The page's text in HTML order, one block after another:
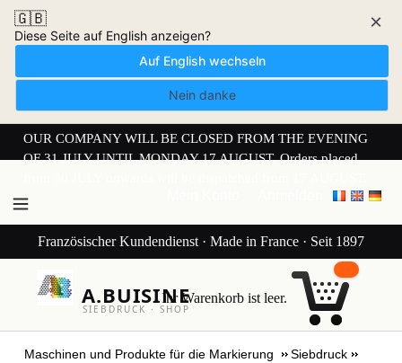
🇬🇧
Diese Seite auf English anzeigen?
Auf English wechseln
Nein danke
×
OUR COMPANY WILL BE CLOSED FROM THE EVENING
OF 31 JULY UNTIL MONDAY 17 AUGUST. Orders placed
Französischer Kundendienst · Made in France · Seit 1897
A.BUISINE
SIEBDRUCK · SHOP
Ihr Warenkorb ist leer.
Maschinen und Produkte für die Markierung
Siebdruck